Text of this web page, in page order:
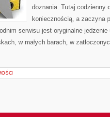
doznania. Tutaj codzienny
koniecznością, a zaczyna
serwisu jest oryginalne
w małych barach, w